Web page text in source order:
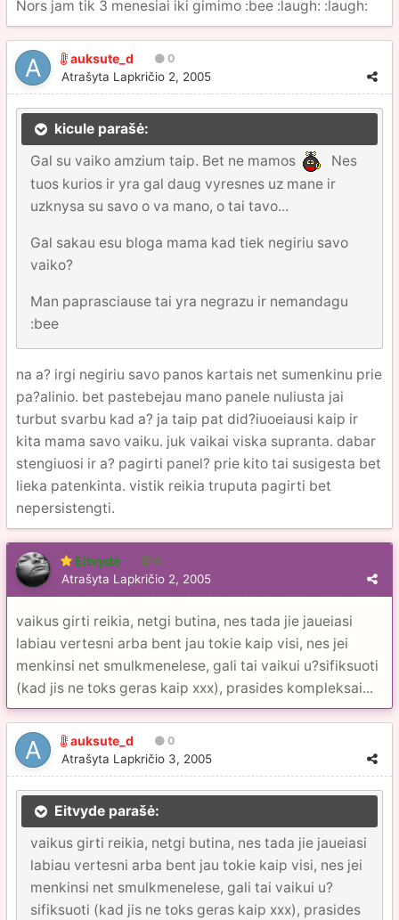
Nors jam tik 3 menesiai iki gimimo :bee :laugh: :laugh:
auksute_d 0
Atrašyta Lapkričio 2, 2005
kicule parašė:
Gal su vaiko amzium taip. Bet ne mamos
Nes
tuos kurios ir yra gal daug vyresnes uz mane ir
uzknysa su savo o va mano, o tai tavo...
Gal sakau esu bloga mama kad tiek negiriu savo
vaiko?
Man paprasciause tai yra negrazu ir nemandagu
:bee
na a? irgi negiriu savo panos kartais net sumenkinu prie
pa?alinio. bet pastebejau mano panele nuliusta jai
turbut svarbu kad a? ja taip pat did?iuoeiausi kaip ir
kita mama savo vaiku. juk vaikai viska supranta. dabar
stengiuosi ir a? pagirti panel? prie kito tai susigesta bet
lieka patenkinta. vistik reikia truputa pagirti bet
nepersistengti.
Eitvydė 6
Atrašyta Lapkričio 2, 2005
vaikus girti reikia, netgi butina, nes tada jie jaueiasi
labiau vertesni arba bent jau tokie kaip visi, nes jei
menkinsi net smulkmenelese, gali tai vaikui u?sifiksuoti
(kad jis ne toks geras kaip xxx), prasides kompleksai...
auksute_d 0
Atrašyta Lapkričio 3, 2005
Eitvyde parašė:
vaikus girti reikia, netgi butina, nes tada jie jaueiasi
labiau vertesni arba bent jau tokie kaip visi, nes jei
menkinsi net smulkmenelese, gali tai vaikui u?
sifiksuoti (kad jis ne toks geras kaip xxx), prasides